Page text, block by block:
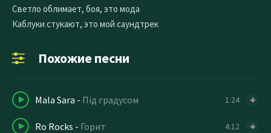
Светло облимает, боя, это мода
Каблуки стукают, это мой саундтрек
Похожие песни
Mala Sara - Під градусом 1:24
Ro Rocks - Горит 4:12